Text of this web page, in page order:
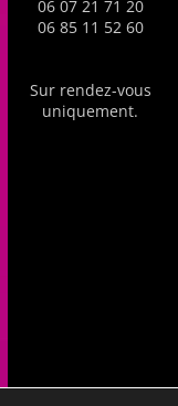
06 07 21 71 20
06 85 11 52 60
Sur rendez-vous
uniquement.